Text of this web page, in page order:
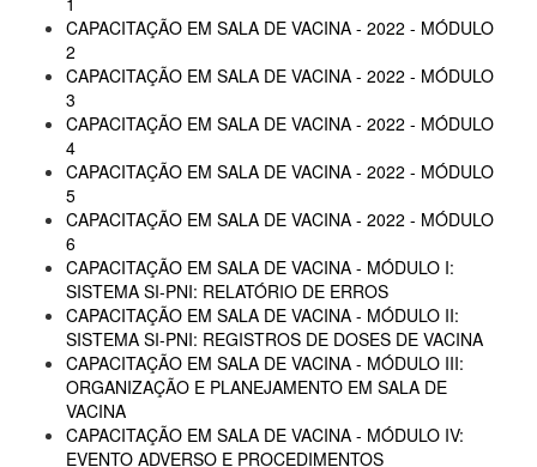
CAPACITAÇÃO EM SALA DE VACINA - 2022 - MÓDULO
2
CAPACITAÇÃO EM SALA DE VACINA - 2022 - MÓDULO
3
CAPACITAÇÃO EM SALA DE VACINA - 2022 - MÓDULO
4
CAPACITAÇÃO EM SALA DE VACINA - 2022 - MÓDULO
5
CAPACITAÇÃO EM SALA DE VACINA - 2022 - MÓDULO
6
CAPACITAÇÃO EM SALA DE VACINA - MÓDULO I:
SISTEMA SI-PNI: RELATÓRIO DE ERROS
CAPACITAÇÃO EM SALA DE VACINA - MÓDULO II:
SISTEMA SI-PNI: REGISTROS DE DOSES DE VACINA
CAPACITAÇÃO EM SALA DE VACINA - MÓDULO III:
ORGANIZAÇÃO E PLANEJAMENTO EM SALA DE
VACINA
CAPACITAÇÃO EM SALA DE VACINA - MÓDULO IV:
EVENTO ADVERSO E PROCEDIMENTOS